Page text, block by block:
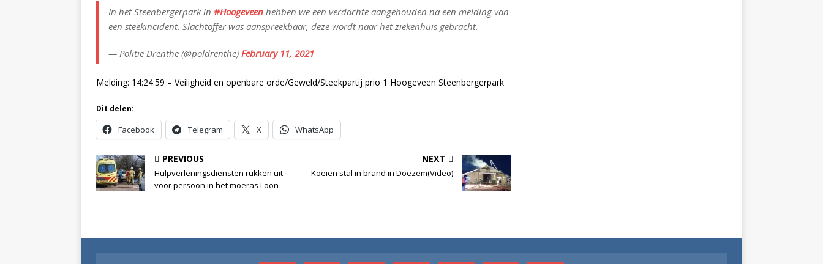
In het Steenbergerpark in #Hoogeveen hebben we een verdachte aangehouden na een melding van
een steekincident. Slachtoffer was aanspreekbaar, deze wordt naar het ziekenhuis gebracht.
— Politie Drenthe (@poldrenthe) February 11, 2021
Melding: 14:24:59 – Veiligheid en openbare orde/Geweld/Steekpartij prio 1 Hoogeveen Steenbergerpark
Dit delen:
Facebook Telegram X WhatsApp
PREVIOUS
Hulpverleningsdiensten rukken uit
voor persoon in het moeras Loon
NEXT
Koeien stal in brand in Doezem(Video)